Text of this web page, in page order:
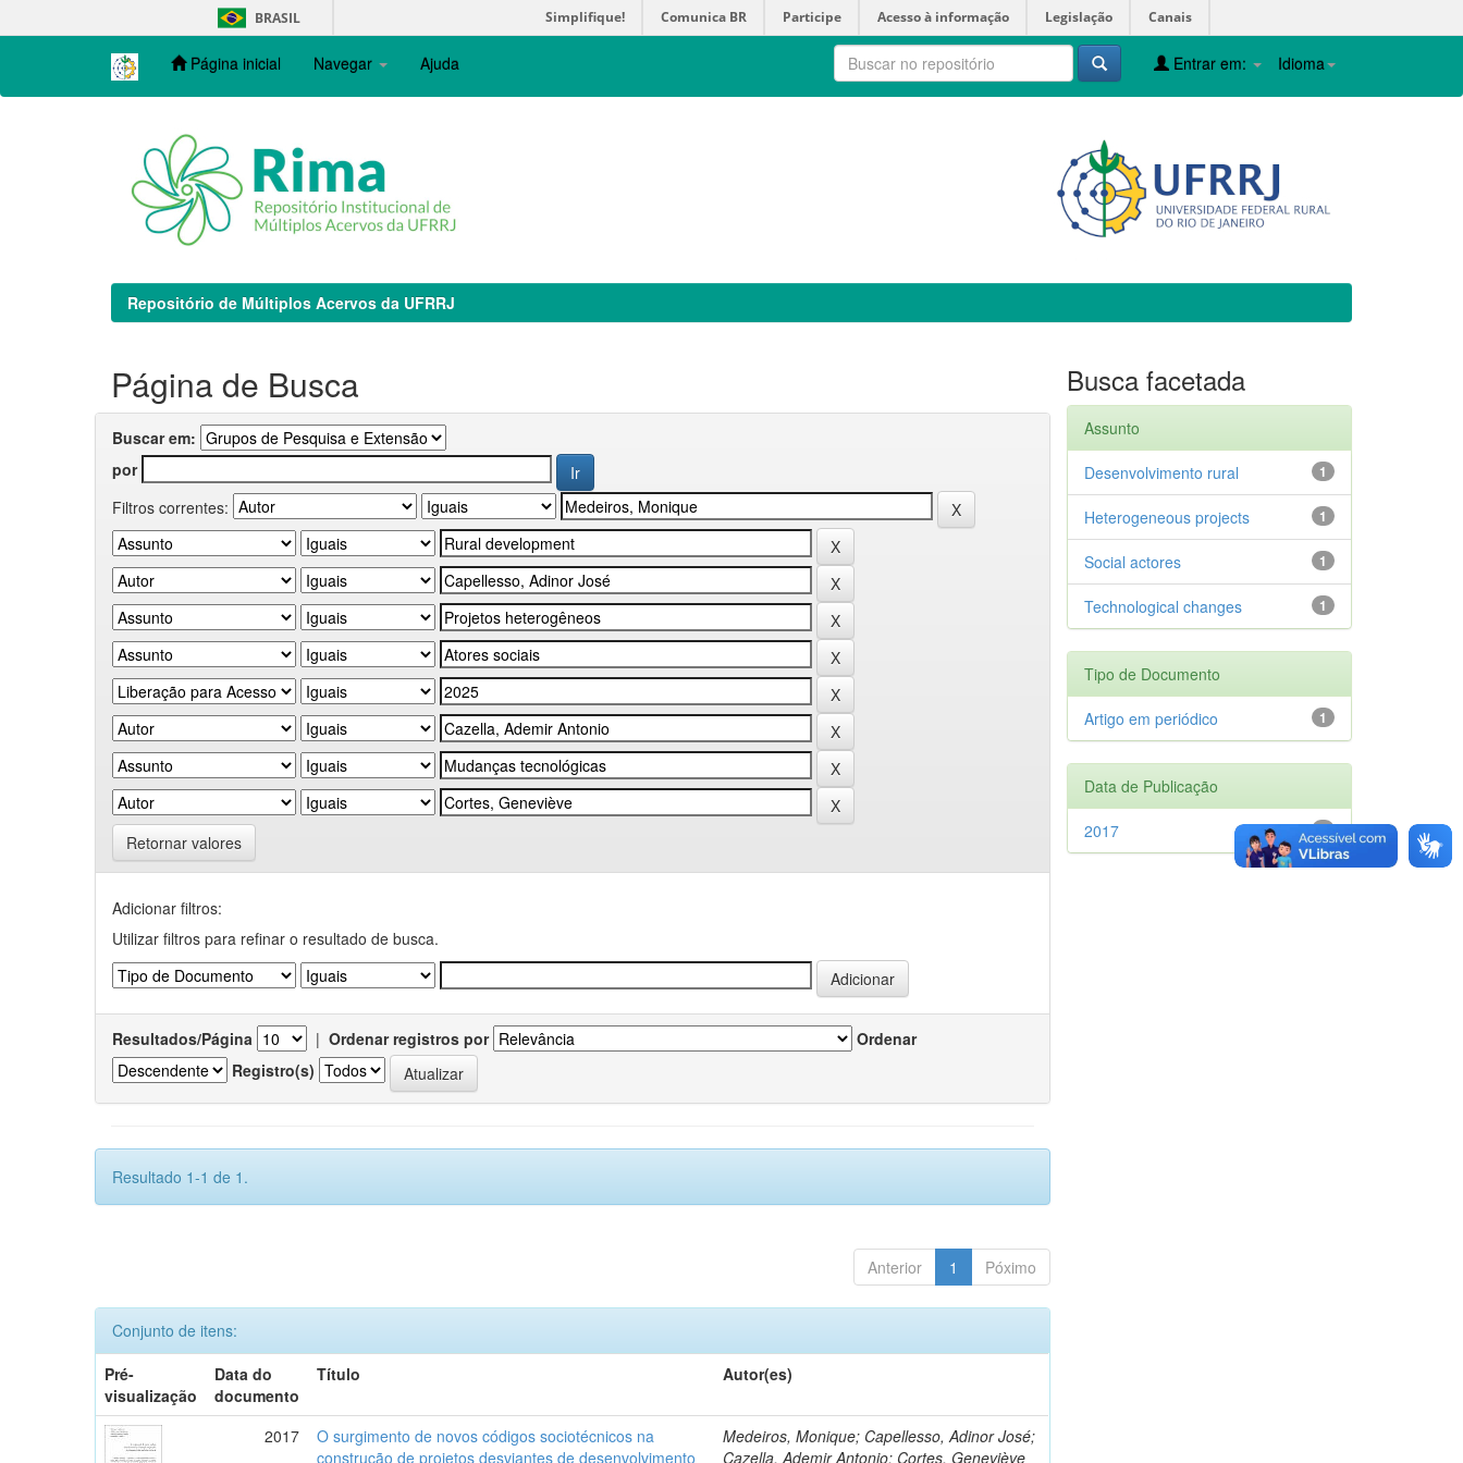
navigation
BRASIL Simplifique! Comunica BR Participe Acesso à informação Legislação Canais
Página inicial Navegar Ajuda Idioma
Entrar em:
Repositório de Múltiplos Acervos da UFRRJ
Página de Busca
Buscar em:
por
Filtros correntes:
Retornar valores
Adicionar filtros:
Utilizar filtros para refinar o resultado de busca.
Resultados/Página | Ordenar registros por
Ordenar
Registro(s)
Resultado 1-1 de 1.
Anterior 1 Póximo
Conjunto de itens:
Pré-
visualização
Data do
documento
Título Autor(es)
2017
O surgimento de novos códigos sociotécnicos na
construção de projetos desviantes de desenvolvimento
Medeiros, Monique; Capellesso, Adinor José;
Cazella, Ademir Antonio; Cortes, Geneviève
Busca facetada
Assunto
1
Desenvolvimento rural
1
Heterogeneous projects
1
Social actores
1
Technological changes
Tipo de Documento
1
Artigo em periódico
Data de Publicação
1
2017